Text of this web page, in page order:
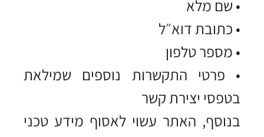
• שם מלא
• כתובת דוא״ל
• מספר טלפון
• פרטי התקשרות נוספים שמילאת
בטפסי יצירת קשר
בנוסף, האתר עשוי לאסוף מידע טכני